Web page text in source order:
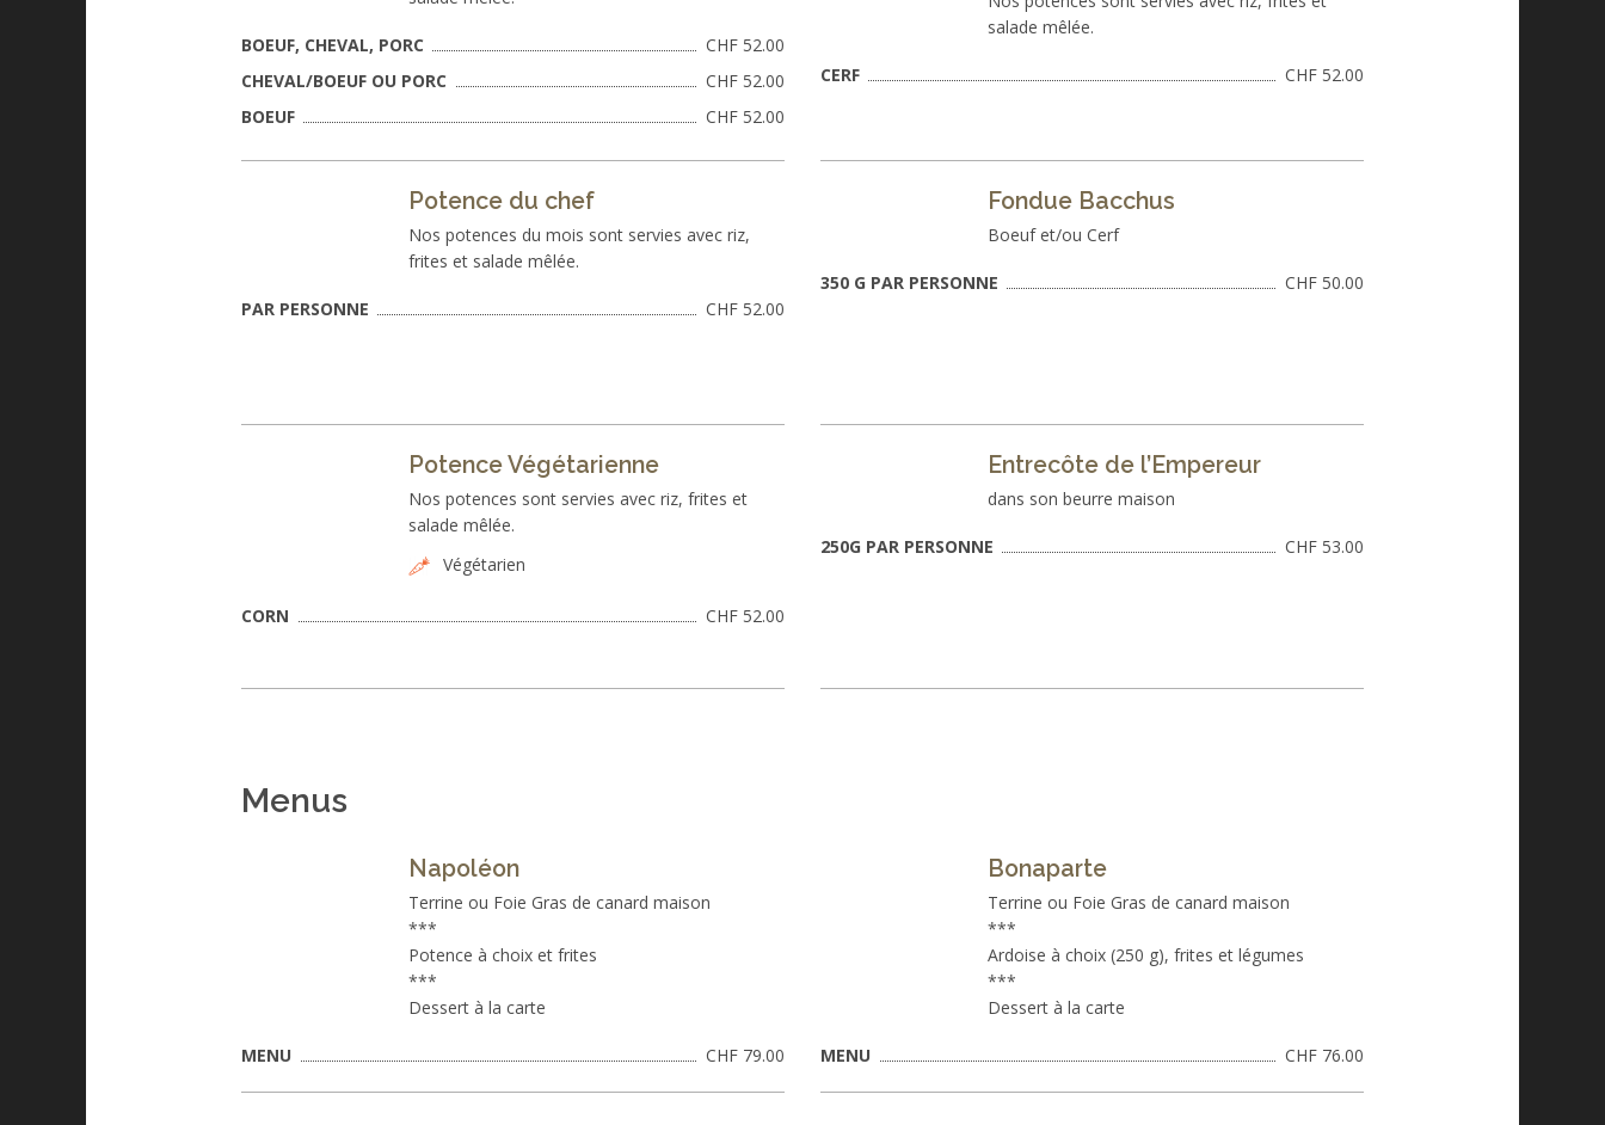
BOEUF, CHEVAL, PORC
CHF 52.00
CHEVAL/BOEUF OU PORC
CHF 52.00
BOEUF
CHF 52.00
salade mêlée.
CERF CHF 52.00
Potence du chef
Nos potences du mois sont servies avec riz,
frites et salade mêlée.
PAR PERSONNE CHF 52.00
Fondue Bacchus
Boeuf et/ou Cerf
350 G PAR PERSONNE CHF 50.00
Potence Végétarienne
Nos potences sont servies avec riz, frites et
salade mêlée.
Végétarien
CORN CHF 52.00
Entrecôte de l’Empereur
dans son beurre maison
250G PAR PERSONNE CHF 53.00
Menus
Napoléon
Terrine ou Foie Gras de canard maison
***
Potence à choix et frites
***
Dessert à la carte
MENU CHF 79.00
Bonaparte
Terrine ou Foie Gras de canard maison
***
Ardoise à choix (250 g), frites et légumes
***
Dessert à la carte
MENU CHF 76.00